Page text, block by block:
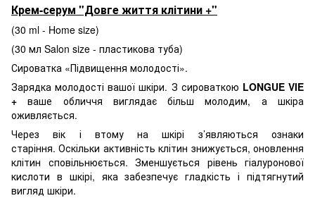
Крем-серум "Довге життя клітини +"
(30 ml - Home size)
(30 мл Salon size - пластикова туба)
Сироватка «Підвищення молодості».
Зарядка молодості вашої шкіри. З сироваткою LONGUE VIE
+ ваше обличчя виглядає більш молодим, а шкіра
оживляється.
Через вік і втому на шкірі з’являються ознаки
старіння. Оскільки активність клітин знижується, оновлення
клітин сповільнюється. Зменшується рівень гіалуронової
кислоти в шкірі, яка забезпечує гладкість і підтягнутий
вигляд шкіри.